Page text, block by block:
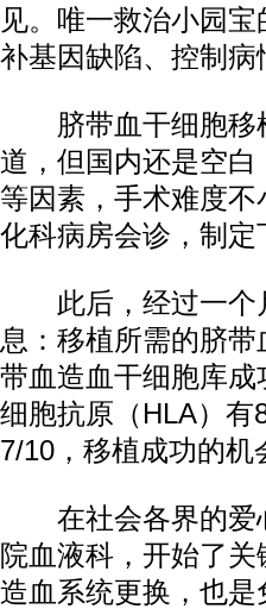
见。唯一救治小园
补基因缺陷、控制病
脐带血干细胞移
道，但国内还是空
等因素，手术难度
化科病房会诊，制
此后，经过一个
息：移植所需的脐
带血造血干细胞库
细胞抗原（HLA）有
7/10，移植成功的机
在社会各界的爱
院血液科，开始了
造血系统更换，也